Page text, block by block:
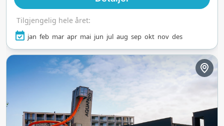
Tilgjengelig hele året:
jan feb mar apr mai jun jul aug sep okt nov des